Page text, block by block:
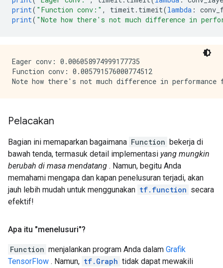
print( "Function conv:" , timeit. timeit(lambda :
print( "Note how there's not much difference in
Eager conv: 0.006058974999177735
Function conv: 0.005791576000774512
Pelacakan
Bagian ini memaparkan bagaimana Function bekerja di
bawah tenda, termasuk detail implementasi yang mungkin
berubah di masa mendatang . Namun, begitu Anda
memahami mengapa dan kapan penelusuran terjadi, akan
jauh lebih mudah untuk menggunakan tf.function secara
efektif!
Apa itu "menelusuri"?
Function menjalankan program Anda dalam Grafik
TensorFlow . Namun, tf.Graph tidak dapat mewakili